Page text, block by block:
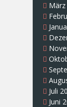
Juli
Juni